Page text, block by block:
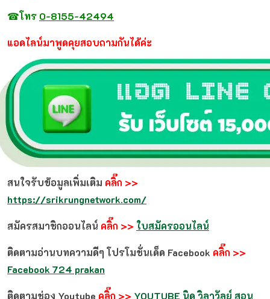
☎โทร 0-8155-42494
แอดไลน์มาพูดคุยสอบถามกันได้ค่ะ
สนใจรับข้อมูลเพิ่มเติม คลิ๊ก >>
https://srikrungnetwork.com/
สมัครสมาชิกออนไลน์ คลิ๊ก >> ใบสมัครออนไลน์
ติดตามอ่านบทความดีๆ โปรโมชั่นเด็ด Facebook คลิ๊ก >>
Facebook 724 prakan
ติดตามช่อง Youtube คลิ๊ก >> YOUTUBE นิด วิลาวัลย์ สอน